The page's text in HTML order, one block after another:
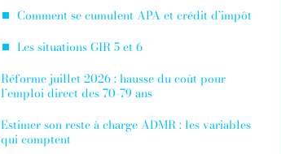
Comment se cumulent APA et crédit d’impôt
Les situations GIR 5 et 6
Réforme juillet 2026 : hausse du coût pour
l’emploi direct des 70-79 ans
Estimer son reste à charge ADMR : les variables
qui comptent